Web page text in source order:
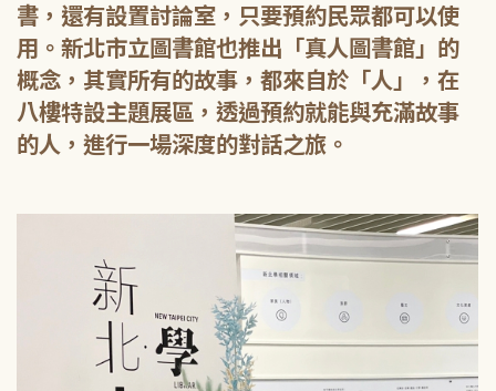
書，還有設置討論室，只要預約民眾都可以使
用。新北市立圖書館也推出「真人圖書館」的
概念，其實所有的故事，都來自於「人」，在
八樓特設主題展區，透過預約就能與充滿故事
的人，進行一場深度的對話之旅。